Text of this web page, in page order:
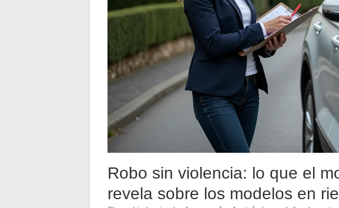
Robo sin violencia: lo que el
revela sobre los modelos en